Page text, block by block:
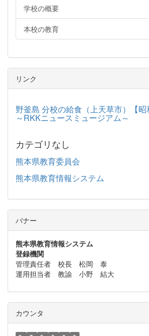
学校の概要
本校の教育
リンク
野釜島 分校の給食（上天草市）【昭
～RKKニュースミュージアム～
カテゴリなし
熊本県教育委員会
熊本県教育情報システム
バナー
熊本県教育情報システム
登録機関
管理責任者 校長 松岡 泰
運用担当者 教諭 小野 結大
カウンタ